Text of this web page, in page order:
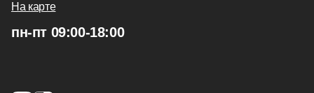
На карте
пн-пт 09:00-18:00